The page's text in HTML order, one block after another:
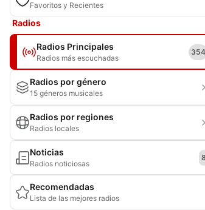
Favoritos y Recientes
Radios
Radios Principales
Radios más escuchadas
354
Radios por género
15 géneros musicales
Radios por regiones
Radios locales
Noticias
Radios noticiosas
8
Recomendadas
Lista de las mejores radios